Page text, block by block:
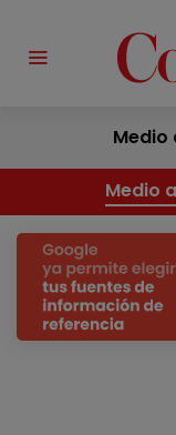
Medio
Medio